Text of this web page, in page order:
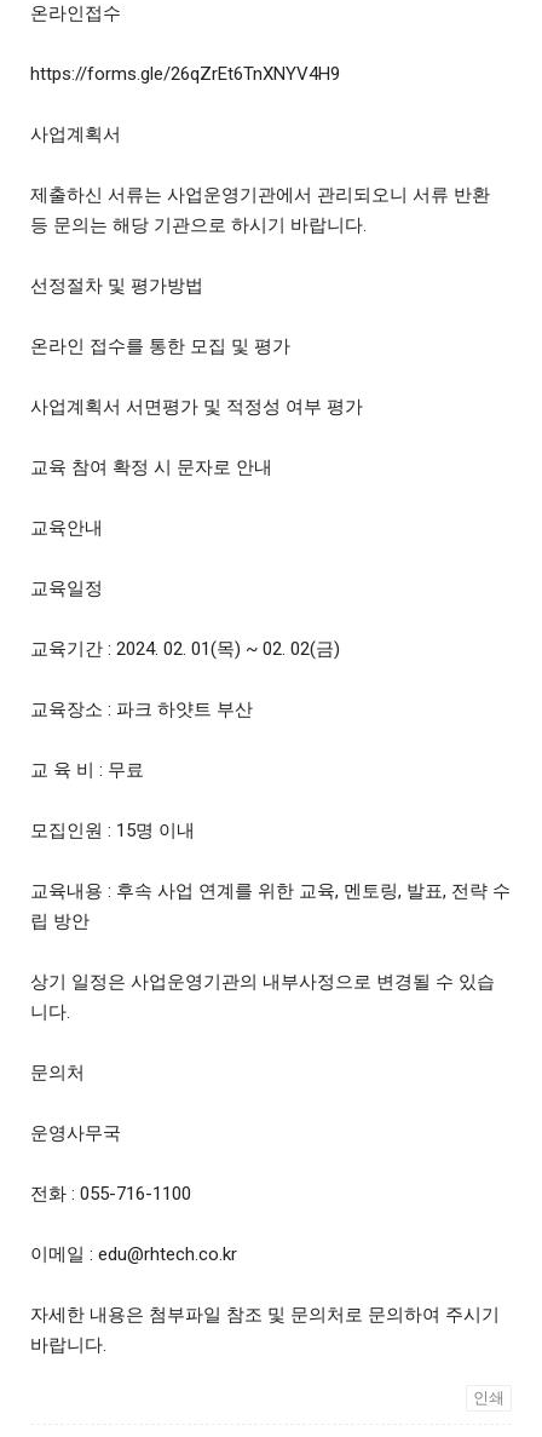
온라인접수
https://forms.gle/26qZrEt6TnXNYV4H9
사업계획서
제출하신 서류는 사업운영기관에서 관리되오니 서류 반환
등 문의는 해당 기관으로 하시기 바랍니다.
선정절차 및 평가방법
온라인 접수를 통한 모집 및 평가
사업계획서 서면평가 및 적정성 여부 평가
교육 참여 확정 시 문자로 안내
교육안내
교육일정
교육기간 : 2024. 02. 01(목) ~ 02. 02(금)
교육장소 : 파크 하얏트 부산
교 육 비 : 무료
모집인원 : 15명 이내
교육내용 : 후속 사업 연계를 위한 교육, 멘토링, 발표, 전략 수
립 방안
상기 일정은 사업운영기관의 내부사정으로 변경될 수 있습
니다.
문의처
운영사무국
전화 : 055-716-1100
이메일 : edu@rhtech.co.kr
자세한 내용은 첨부파일 참조 및 문의처로 문의하여 주시기
바랍니다.
인쇄